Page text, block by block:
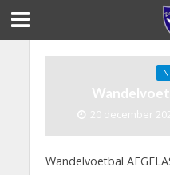
20 december
Wandelvoetbal